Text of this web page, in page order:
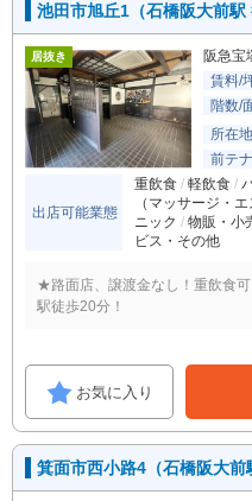
池田市旭丘1（石橋阪大前
居抜き 阪急宝
賃料/
階数/
所在地
前テ
出店可能業態
重飲食 軽飲食
（マッサージ・
ニック
物販・小
ビス・その他
★路面店、譲渡金なし！重飲食
駅徒歩20分！
お気に入り
箕面市西小路4（石橋阪大